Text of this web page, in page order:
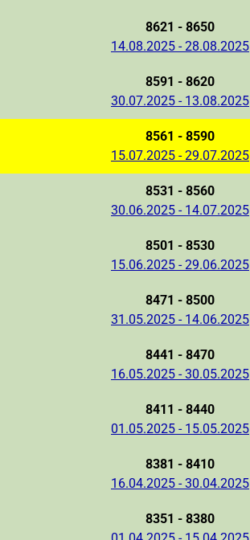
8621 - 8650
14.08.2025 - 28.08.2025
8591 - 8620
30.07.2025 - 13.08.2025
8561 - 8590
15.07.2025 - 29.07.2025
8531 - 8560
30.06.2025 - 14.07.2025
8501 - 8530
15.06.2025 - 29.06.2025
8471 - 8500
31.05.2025 - 14.06.2025
8441 - 8470
16.05.2025 - 30.05.2025
8411 - 8440
01.05.2025 - 15.05.2025
8381 - 8410
16.04.2025 - 30.04.2025
8351 - 8380